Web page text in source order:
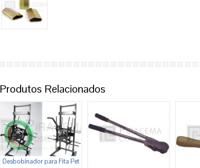
Produtos Relacionados
Desbobinador para Fita Pet